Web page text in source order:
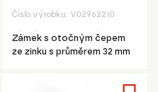
Číslo výrobku: V02962210
Zámek s otočným čepem
ze zinku s průměrem 32 mm